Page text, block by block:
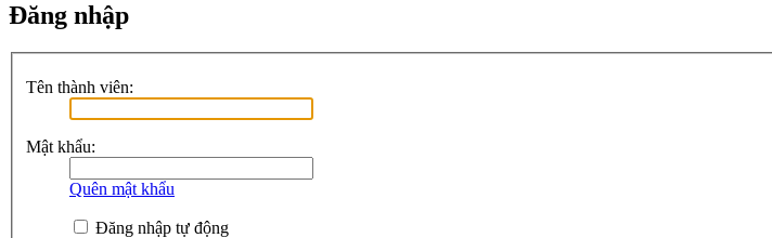
Đăng nhập
Tên thành viên:
Mật khẩu:
Quên mật khẩu
Đăng nhập tự động